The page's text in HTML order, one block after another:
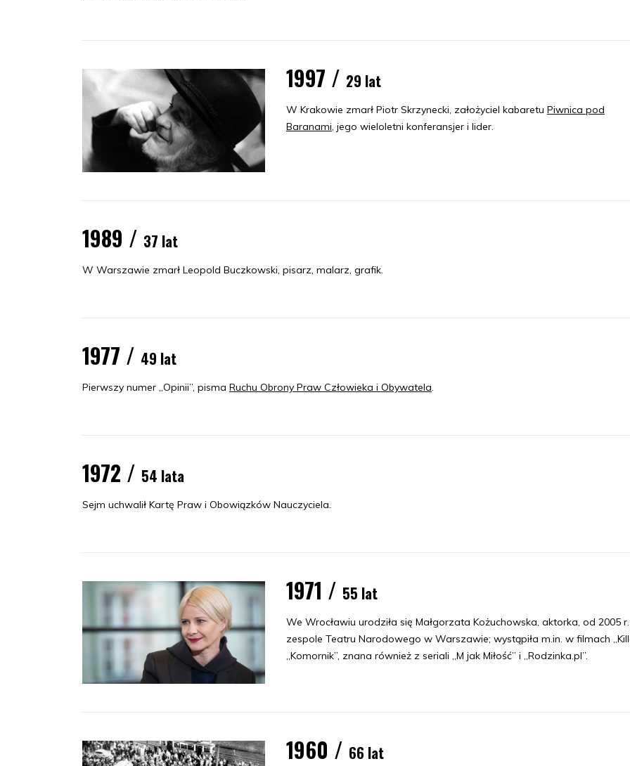
1997 / 29 lat
W Krakowie zmarł Piotr Skrzynecki, założyciel kabaretu Piwnica pod
Baranami, jego wieloletni konferansjer i lider.
1989 / 37 lat
W Warszawie zmarł Leopold Buczkowski, pisarz, malarz, grafik.
1977 / 49 lat
Pierwszy numer „Opinii”, pisma Ruchu Obrony Praw Człowieka i Obywatela.
1972 / 54 lata
Sejm uchwalił Kartę Praw i Obowiązków Nauczyciela.
1971 / 55 lat
We Wrocławiu urodziła się Małgorzata Kożuchowska, aktorka, od 2005
zespole Teatru Narodowego w Warszawie; wystąpiła m.in. w filmach
„Komornik”, znana również z seriali „M jak Miłość” i „Rodzinka.pl”.
1960 / 66 lat